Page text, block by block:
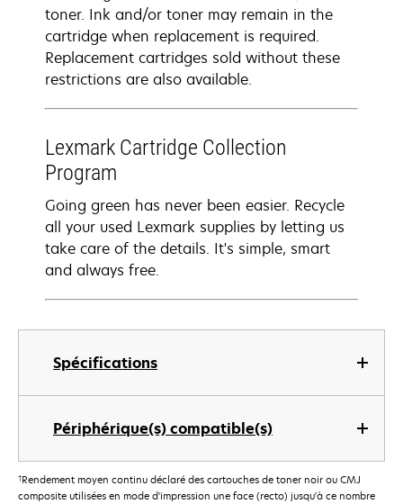
Spécifications
Périphérique(s) compatible(s)
toner. Ink and/or toner may remain in the
cartridge when replacement is required.
Replacement cartridges sold without these
restrictions are also available.
Lexmark Cartridge Collection
Program
Going green has never been easier. Recycle
all your used Lexmark supplies by letting us
take care of the details. It's simple, smart
and always free.
†Rendement moyen continu déclaré des cartouches de toner noir ou CMJ
composite utilisées en mode d'impression une face (recto) jusqu'à ce nombre